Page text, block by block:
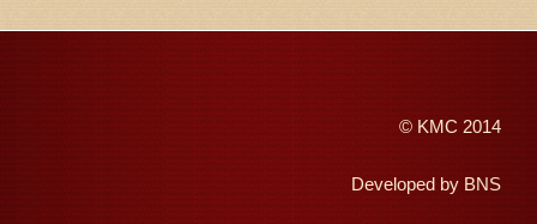
© KMC 2014
Developed by BNS